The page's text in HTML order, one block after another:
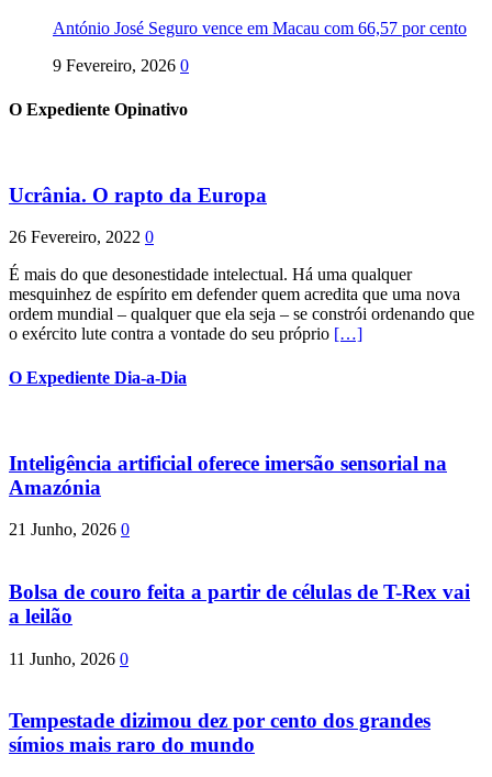
António José Seguro vence em Macau com 66,57 por cento
9 Fevereiro, 2026 0
O Expediente Opinativo
Ucrânia. O rapto da Europa
26 Fevereiro, 2022 0
É mais do que desonestidade intelectual. Há uma qualquer
mesquinhez de espírito em defender quem acredita que uma nova
ordem mundial – qualquer que ela seja – se constrói ordenando que
o exército lute contra a vontade do seu próprio […]
O Expediente Dia-a-Dia
Inteligência artificial oferece imersão sensorial na
Amazónia
21 Junho, 2026 0
Bolsa de couro feita a partir de células de T-Rex vai
a leilão
11 Junho, 2026 0
Tempestade dizimou dez por cento dos grandes
símios mais raro do mundo